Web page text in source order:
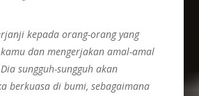
kepada orang-orang yang
dan mengerjakan amal-amal
sungguh-sungguh akan
berkuasa di bumi, sebagaimana